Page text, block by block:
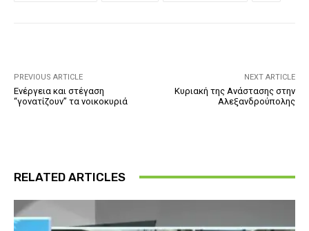
PREVIOUS ARTICLE
Ενέργεια και στέγαση
“γονατίζουν” τα νοικοκυριά
NEXT ARTICLE
Κυριακή της Ανάστασης στην
Αλεξανδρούπολης
RELATED ARTICLES